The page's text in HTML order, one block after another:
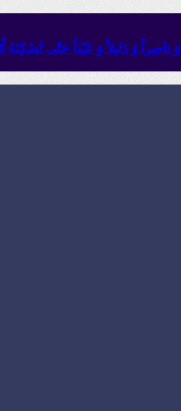
وَ دَلیلاً وَ عَیْناً حَتّى